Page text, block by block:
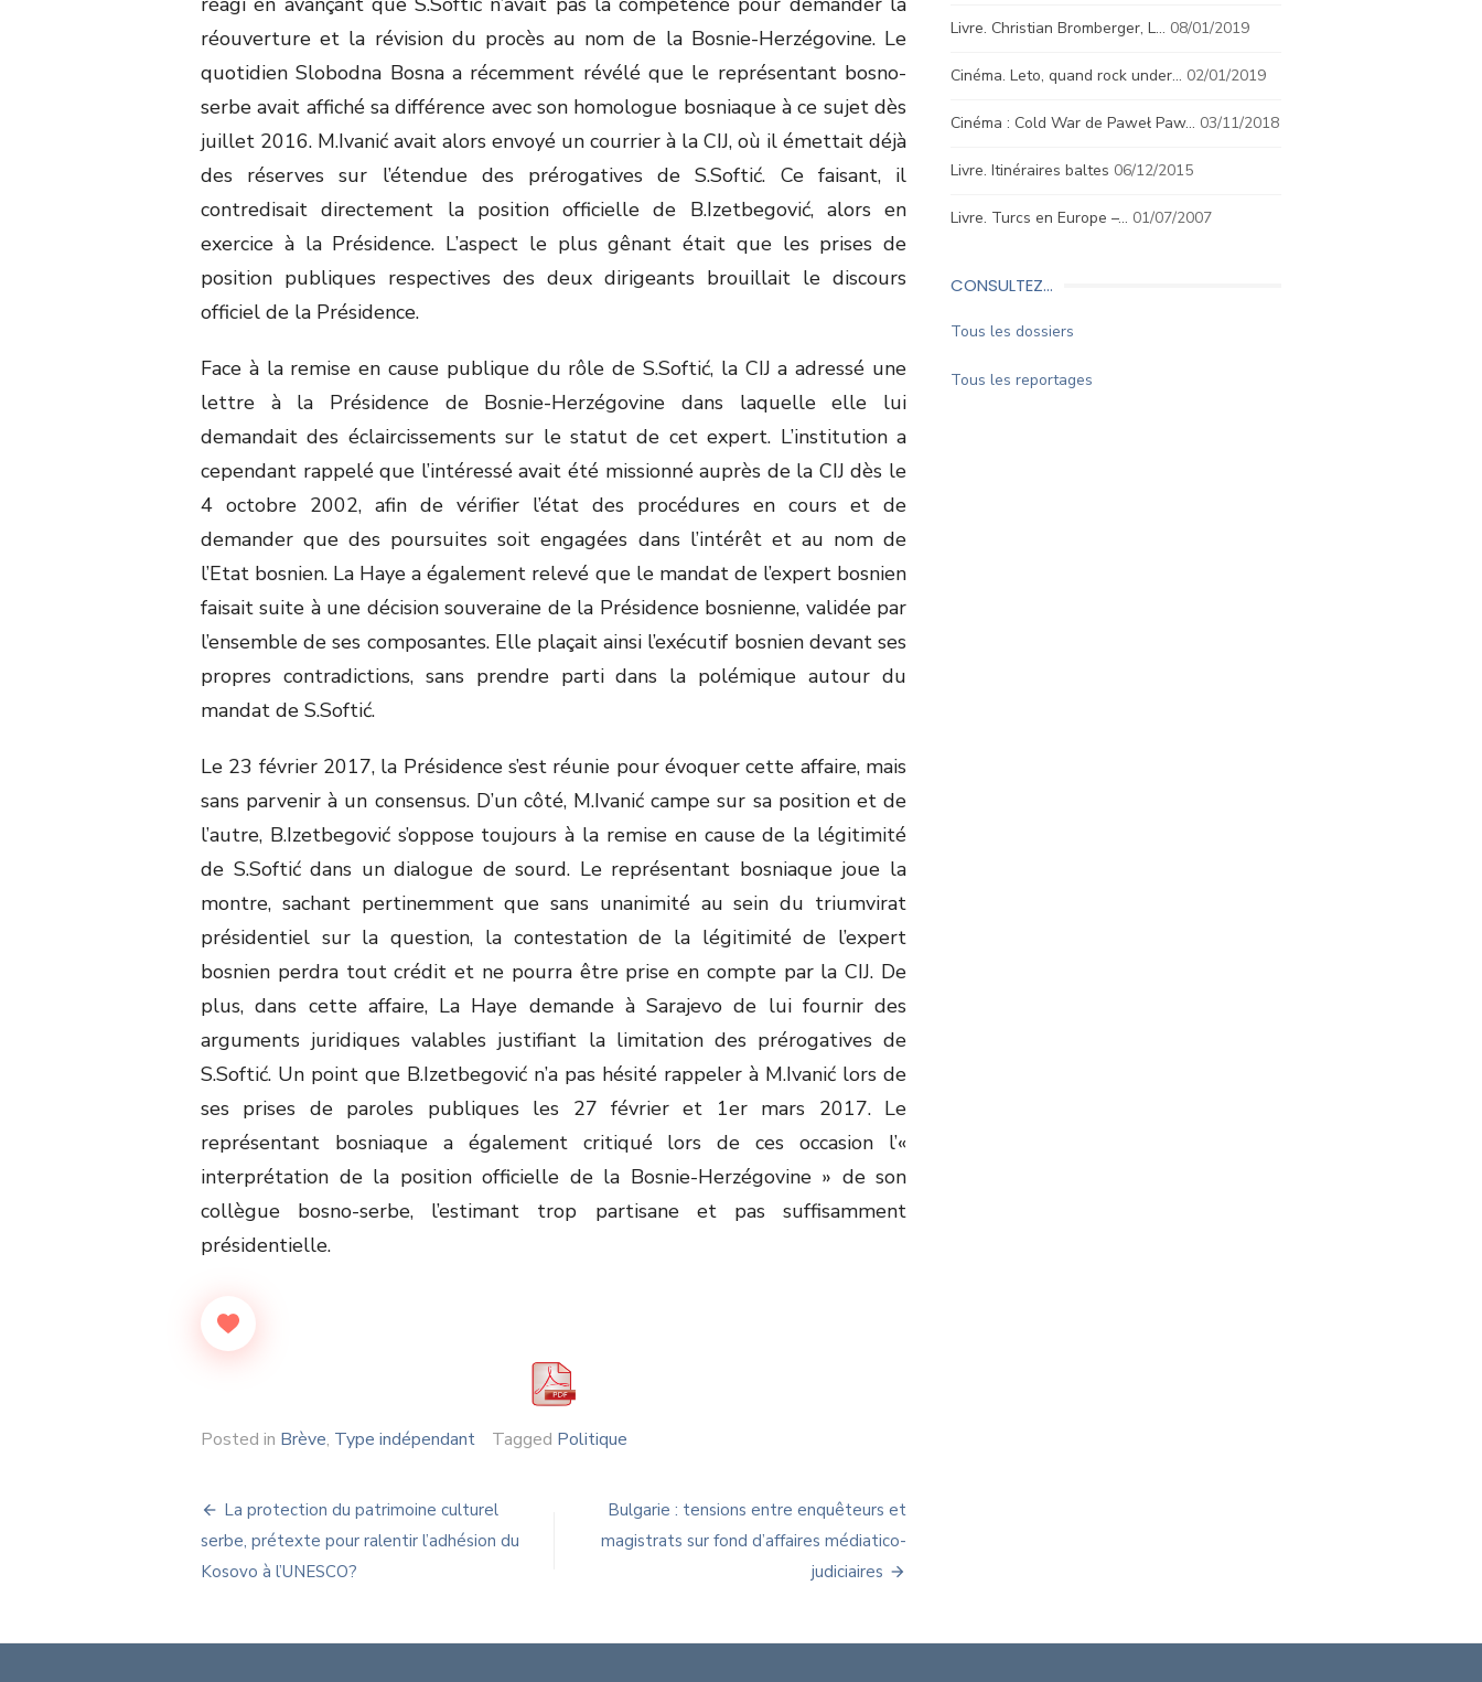
réouverture et la révision du procès au nom de la Bosnie-Herzégovine. Le
quotidien Slobodna Bosna a récemment révélé que le représentant bosno-
serbe avait affiché sa différence avec son homologue bosniaque à ce sujet dès
juillet 2016. M.Ivanić avait alors envoyé un courrier à la CIJ, où il émettait déjà
des réserves sur l’étendue des prérogatives de S.Softić. Ce faisant, il
contredisait directement la position officielle de B.Izetbegović, alors en
exercice à la Présidence. L’aspect le plus gênant était que les prises de
position publiques respectives des deux dirigeants brouillait le discours
officiel de la Présidence.
Face à la remise en cause publique du rôle de S.Softić, la CIJ a adressé une
lettre à la Présidence de Bosnie-Herzégovine dans laquelle elle lui
demandait des éclaircissements sur le statut de cet expert. L’institution a
cependant rappelé que l’intéressé avait été missionné auprès de la CIJ dès le
4 octobre 2002, afin de vérifier l’état des procédures en cours et de
demander que des poursuites soit engagées dans l’intérêt et au nom de
l’Etat bosnien. La Haye a également relevé que le mandat de l’expert bosnien
faisait suite à une décision souveraine de la Présidence bosnienne, validée par
l’ensemble de ses composantes. Elle plaçait ainsi l’exécutif bosnien devant ses
propres contradictions, sans prendre parti dans la polémique autour du
mandat de S.Softić.
Le 23 février 2017, la Présidence s’est réunie pour évoquer cette affaire, mais
sans parvenir à un consensus. D’un côté, M.Ivanić campe sur sa position et de
l’autre, B.Izetbegović s’oppose toujours à la remise en cause de la légitimité
de S.Softić dans un dialogue de sourd. Le représentant bosniaque joue la
montre, sachant pertinemment que sans unanimité au sein du triumvirat
présidentiel sur la question, la contestation de la légitimité de l’expert
bosnien perdra tout crédit et ne pourra être prise en compte par la CIJ. De
plus, dans cette affaire, La Haye demande à Sarajevo de lui fournir des
arguments juridiques valables justifiant la limitation des prérogatives de
S.Softić. Un point que B.Izetbegović n’a pas hésité rappeler à M.Ivanić lors de
ses prises de paroles publiques les 27 février et 1er mars 2017. Le
représentant bosniaque a également critiqué lors de ces occasion l’«
interprétation de la position officielle de la Bosnie-Herzégovine » de son
collègue bosno-serbe, l’estimant trop partisane et pas suffisamment
présidentielle.
Posted in Brève, Type indépendant Tagged Politique
Navigation
de
l’article
La protection du patrimoine culturel
serbe, prétexte pour ralentir l’adhésion du
Kosovo à l’UNESCO?
Bulgarie : tensions entre enquêteurs et
magistrats sur fond d’affaires médiatico-
judiciaires
Livre. Christian Bromberger, L… 08/01/2019
Cinéma. Leto, quand rock under… 02/01/2019
Cinéma : Cold War de Paweł Paw… 03/11/2018
Livre. Itinéraires baltes 06/12/2015
Livre. Turcs en Europe –… 01/07/2007
CONSULTEZ…
Tous les dossiers
Tous les reportages